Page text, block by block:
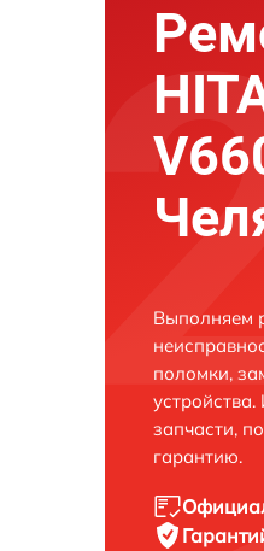
Выполняем
поломки,
запчасти,
гарантию.